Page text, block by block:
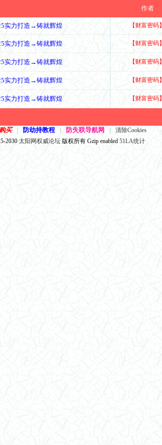
作者
实力打造→铸就辉煌 【财富密码】
实力打造→铸就辉煌 【财富密码】
实力打造→铸就辉煌 【财富密码】
实力打造→铸就辉煌 【财富密码】
实力打造→铸就辉煌 【财富密码】
购买
防劫持教程 防失联导航网
清除Cookies
2030太阳网权威论坛 版权所有 Gzip enabled51LA统计